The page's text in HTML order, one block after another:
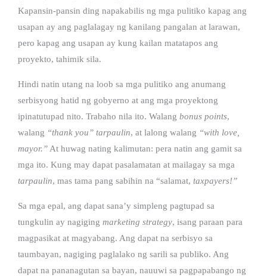
Kapansin-pansin ding napakabilis ng mga pulitiko kapag ang
usapan ay ang paglalagay ng kanilang pangalan at larawan,
pero kapag ang usapan ay kung kailan matatapos ang
proyekto, tahimik sila.
Hindi natin utang na loob sa mga pulitiko ang anumang
serbisyong hatid ng gobyerno at ang mga proyektong
ipinatutupad nito. Trabaho nila ito. Walang bonus points,
walang “thank you” tarpaulin, at lalong walang “with love,
mayor.” At huwag nating kalimutan: pera natin ang gamit sa
mga ito. Kung may dapat pasalamatan at mailagay sa mga
tarpaulin, mas tama pang sabihin na “salamat, taxpayers!”
Sa mga epal, ang dapat sana’y simpleng pagtupad sa
tungkulin ay nagiging marketing strategy, isang paraan para
magpasikat at magyabang. Ang dapat na serbisyo sa
taumbayan, nagiging paglalako ng sarili sa publiko. Ang
dapat na pananagutan sa bayan, nauuwi sa pagpapabango ng